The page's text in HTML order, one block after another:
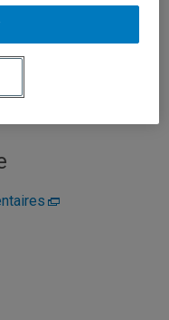
Portugais
avec les médias